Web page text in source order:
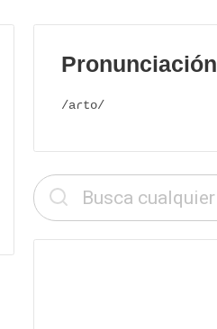
Pronunciación
/aɾto/